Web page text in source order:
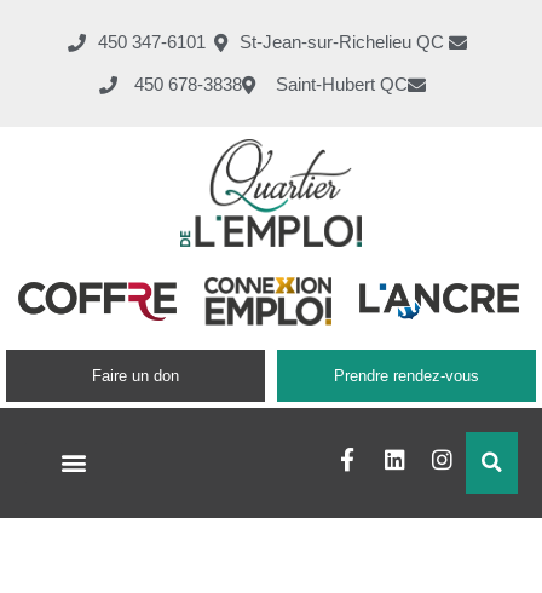
450 347-6101 St-Jean-sur-Richelieu QC
450 678-3838 Saint-Hubert QC
Faire un don Prendre rendez-vous